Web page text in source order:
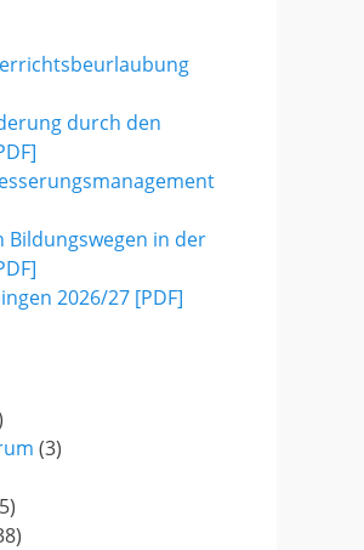
durch den
Bildungswegen in der
2026/27 [PDF]
(3)